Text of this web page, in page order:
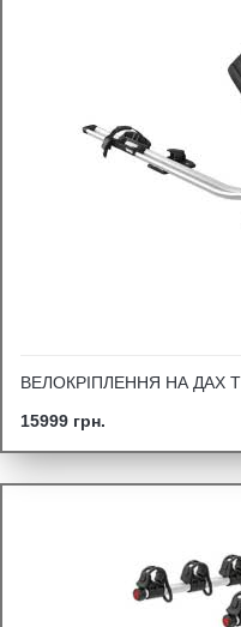
ВЕЛОКРІПЛЕННЯ НА ДАХ
15999 грн.